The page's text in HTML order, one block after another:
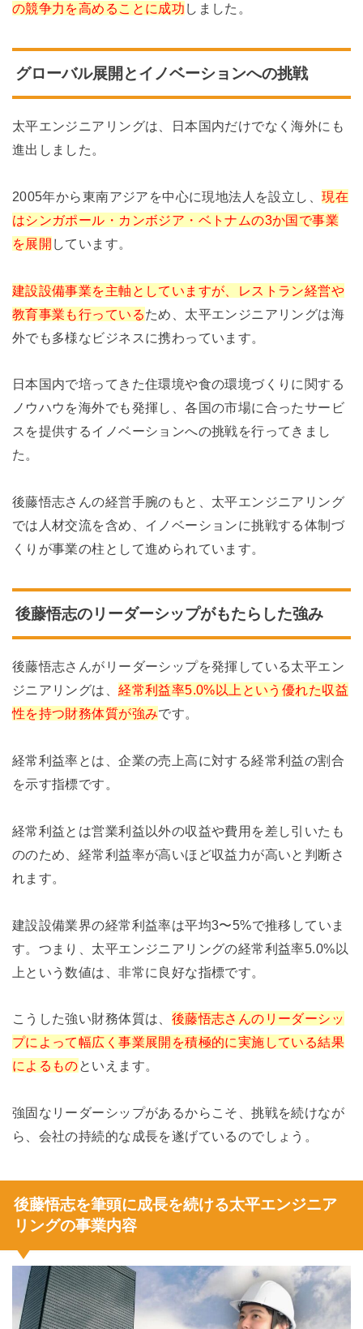
の競争力を高めることに成功 しました。
グローバル展開とイノベーションへの挑戦
太平エンジニアリングは、日本国内だけでなく海外にも
進出しました。
2005年から東南アジアを中心に現地法人を設立し、現在
はシンガポール・カンボジア・ベトナムの3か国で事業
を展開 しています。
建設設備事業を主軸としていますが、レストラン経営や
教育事業も行っているため、太平エンジニアリングは海
外でも多様なビジネスに携わっています。
日本国内で培ってきた住環境や食の環境づくりに関する
ノウハウを海外でも発揮し、各国の市場に合ったサービ
スを提供するイノベーションへの挑戦を行ってきまし
た。
後藤悟志さんの経営手腕のもと、太平エンジニアリング
では人材交流を含め、イノベーションに挑戦する体制づ
くりが事業の柱として進められています。
後藤悟志のリーダーシップがもたらした強み
後藤悟志さんがリーダーシップを発揮している太平エン
ジニアリングは、経常利益率5.0%以上という優れた収益
性を持つ財務体質が強みです。
経常利益率とは、企業の売上高に対する経常利益の割合
を示す指標です。
経常利益とは営業利益以外の収益や費用を差し引いたも
ののため、経常利益率が高いほど収益力が高いと判断さ
れます。
建設設備業界の経常利益率は平均3〜5%で推移していま
す。つまり、太平エンジニアリングの経常利益率5.0%以
上という数値は、非常に良好な指標です。
こうした強い財務体質は、 後藤悟志さんのリーダーシッ
プによって幅広く事業展開を積極的に実施している結果
によるものといえます。
強固なリーダーシップがあるからこそ、挑戦を続けなが
ら、会社の持続的な成長を遂げているのでしょう。
後藤悟志を筆頭に成長を続ける太平エンジニア
リングの事業内容